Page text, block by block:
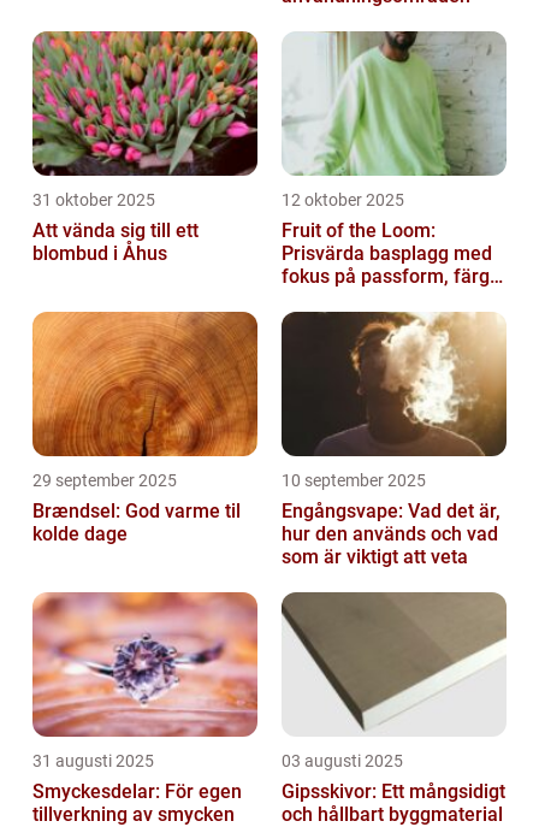
31 oktober 2025
Att vända sig till ett
blombud i Åhus
12 oktober 2025
Fruit of the Loom:
Prisvärda basplagg med
fokus på passform, färg
29 september 2025
Brændsel: God varme til
kolde dage
10 september 2025
Engångsvape: Vad det är,
hur den används och vad
som är viktigt att veta
31 augusti 2025
Smyckesdelar: För egen
tillverkning av smycken
03 augusti 2025
Gipsskivor: Ett mångsidigt
och hållbart byggmaterial